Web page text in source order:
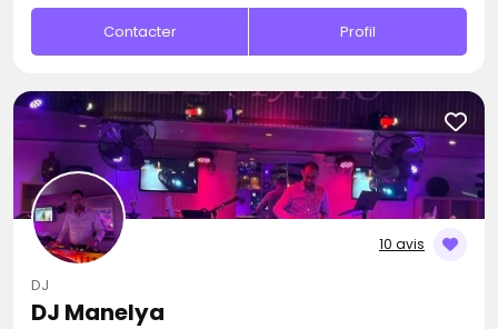
Contacter Profil
10 avis
DJ
DJ Manelya